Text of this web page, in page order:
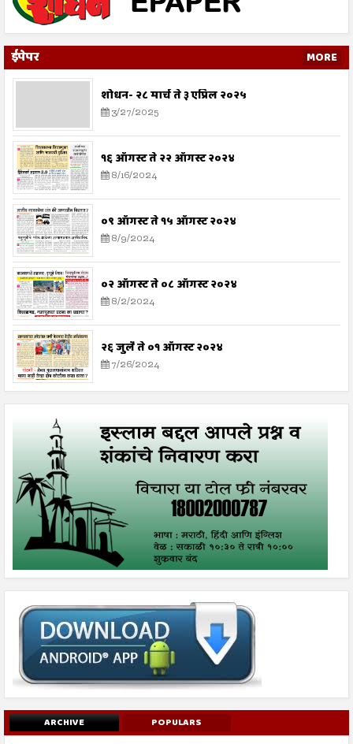
ईपेपर MORE
शोधन- २८ मार्च ते ३ एप्रिल २०२५
3/27/2025
१६ ऑगस्ट ते २२ ऑगस्ट २०२४
8/16/2024
०९ ऑगस्ट ते १५ ऑगस्ट २०२४
8/9/2024
०२ ऑगस्ट ते ०८ ऑगस्ट २०२४
8/2/2024
२६ जुलै ते ०१ ऑगस्ट २०२४
7/26/2024
ARCHIVE POPULARS